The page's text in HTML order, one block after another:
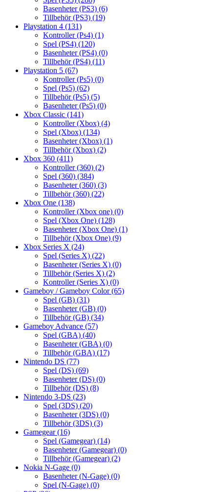
Basenheter (PS3) (6)
Tillbehör (PS3) (19)
Playstation 4 (131)
Kontroller (Ps4) (1)
Spel (PS4) (120)
Basenheter (PS4) (0)
Tillbehör (PS4) (11)
Playstation 5 (67)
Kontroller (Ps5) (0)
Spel (Ps5) (62)
Tillbehör (Ps5) (5)
Basenheter (Ps5) (0)
Xbox Classic (141)
Kontroller (Xbox) (4)
Spel (Xbox) (134)
Basenheter (Xbox) (1)
Tillbehör (Xbox) (2)
Xbox 360 (411)
Kontroller (360) (2)
Spel (360) (384)
Basenheter (360) (3)
Tillbehör (360) (22)
Xbox One (138)
Kontroller (Xbox one) (0)
Spel (Xbox One) (128)
Basenheter (Xbox One) (1)
Tillbehör (Xbox One) (9)
Xbox Series X (24)
Spel (Series X) (22)
Basenheter (Series X) (0)
Tillbehör (Series X) (2)
Kontroller (Series X) (0)
Gameboy / Gameboy Color(65)
Spel (GB) (31)
Basenheter (GB) (0)
Tillbehör (GB) (34)
Gameboy Advance (57)
Spel (GBA) (40)
Basenheter (GBA) (0)
Tillbehör (GBA) (17)
Nintendo DS (77)
Spel (DS) (69)
Basenheter (DS) (0)
Tillbehör (DS) (8)
Nintendo 3-DS (23)
Spel (3DS) (20)
Basenheter (3DS) (0)
Tillbehör (3DS) (3)
Gamegear(16)
Spel (Gamegear) (14)
Basenheter (Gamegear) (0)
Tillbehör (Gamegear) (2)
Nokia N-Gage (0)
Basenheter (N-Gage) (0)
Spel (N-Gage) (0)